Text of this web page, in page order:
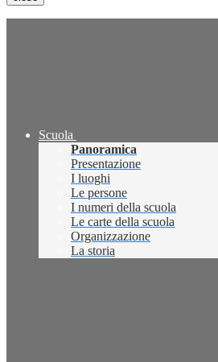
Scuola
Panoramica
Presentazione
I luoghi
Le persone
I numeri della scuola
Le carte della scuola
Organizzazione
La storia